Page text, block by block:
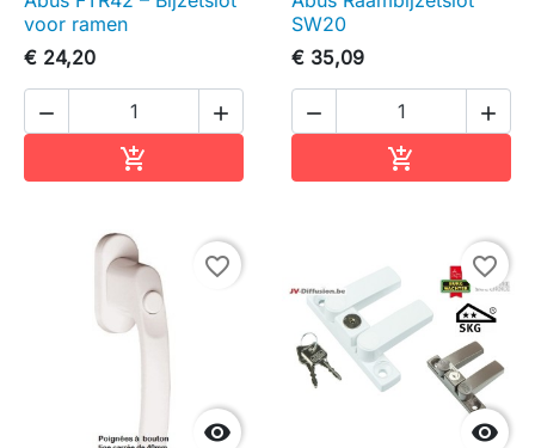
voor ramen
€ 24,20
 

SW20
€ 35,09
 


favorite_border

favorite_border